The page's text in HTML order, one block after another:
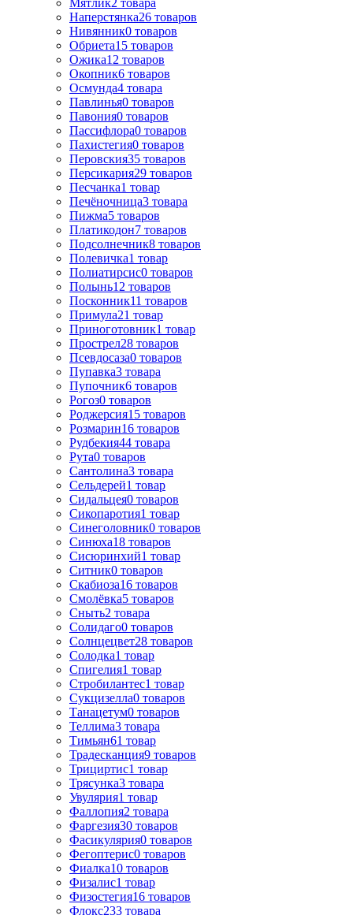
Наперстянка26 товаров
Нивянник0 товаров
Обриета15 товаров
Ожика12 товаров
Окопник6 товаров
Осмунда4 товара
Павлинья0 товаров
Павония0 товаров
Пассифлора0 товаров
Пахистегия0 товаров
Перовския35 товаров
Персикария29 товаров
Песчанка1 товар
Печёночница3 товара
Пижма5 товаров
Платикодон7 товаров
Подсолнечник8 товаров
Полевичка1 товар
Полиатирсис0 товаров
Полынь12 товаров
Посконник11 товаров
Примула21 товар
Приноготовник1 товар
Прострел28 товаров
Псевдосаза0 товаров
Пупавка3 товара
Пупочник6 товаров
Рогоз0 товаров
Роджерсия15 товаров
Розмарин16 товаров
Рудбекия44 товара
Рута0 товаров
Сантолина3 товара
Сельдерей1 товар
Сидальцея0 товаров
Сикопаротия1 товар
Синеголовник0 товаров
Синюха18 товаров
Сисюринхий1 товар
Ситник0 товаров
Скабиоза16 товаров
Смолёвка5 товаров
Сныть2 товара
Солидаго0 товаров
Солнцецвет28 товаров
Солодка1 товар
Спигелия1 товар
Стробилантес1 товар
Сукцизелла0 товаров
Танацетум0 товаров
Теллима3 товара
Тимьян61 товар
Традесканция9 товаров
Трициртис1 товар
Трясунка3 товара
Увулярия1 товар
Фаллопия2 товара
Фаргезия30 товаров
Фасикулярия0 товаров
Фегоптерис0 товаров
Фиалка10 товаров
Физалис1 товар
Физостегия16 товаров
Флокс233 товара